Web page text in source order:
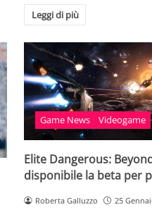
Leggi di più
Game News Videogame
Elite Dangerous:
disponibile la beta per
Roberta Galluzzo 25